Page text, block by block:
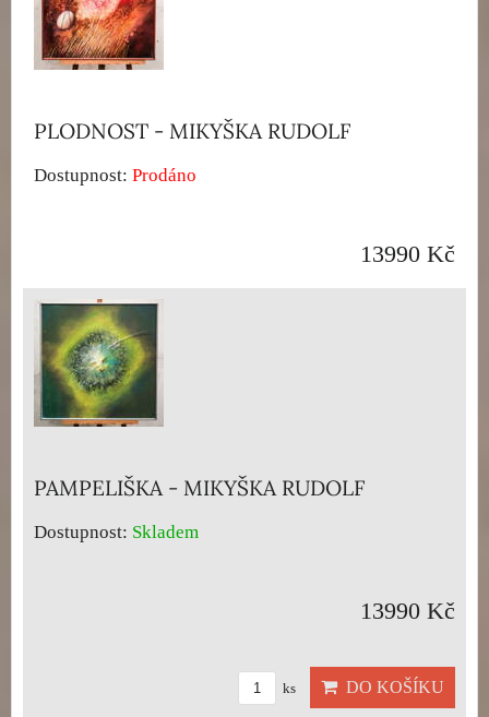
PLODNOST - MIKYŠKA RUDOLF
Dostupnost: Prodáno
13990 Kč
PAMPELIŠKA - MIKYŠKA RUDOLF
Dostupnost: Skladem
13990 Kč
ks DO KOŠÍKU